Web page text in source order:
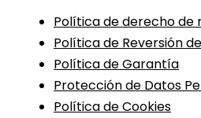
Política de derecho
Política de Reversión
Política de Garantía
Protección de Datos
Política de Cookies